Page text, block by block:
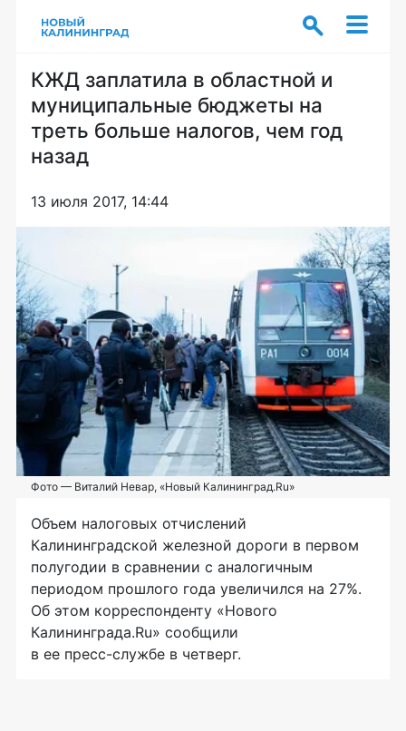
КЖД заплатила в областной и
муниципальные бюджеты на
треть больше налогов, чем год
назад
13 июля 2017, 14:44
Фото — Виталий Невар, «Новый Калининград.Ru»
Объем налоговых отчислений
Калининградской железной дороги в первом
полугодии в сравнении с аналогичным
периодом прошлого года увеличился на 27%.
Об этом корреспонденту «Нового
Калининграда.Ru» сообщили
в ее пресс-службе в четверг.